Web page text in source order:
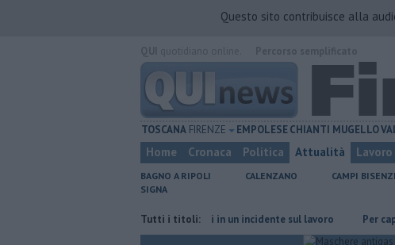
Questo sito contribuisce alla
TOSCANA FIRENZE EMPOLESECHIANTI MUGELLO
Home Cronaca Politica Attualità Lavoro
BAGNO A RIPOLI CALENZANO CAMPI
SIGNA
Tutti i titoli:
Muore a 61 anni in un incidente sul lavoro Per captare